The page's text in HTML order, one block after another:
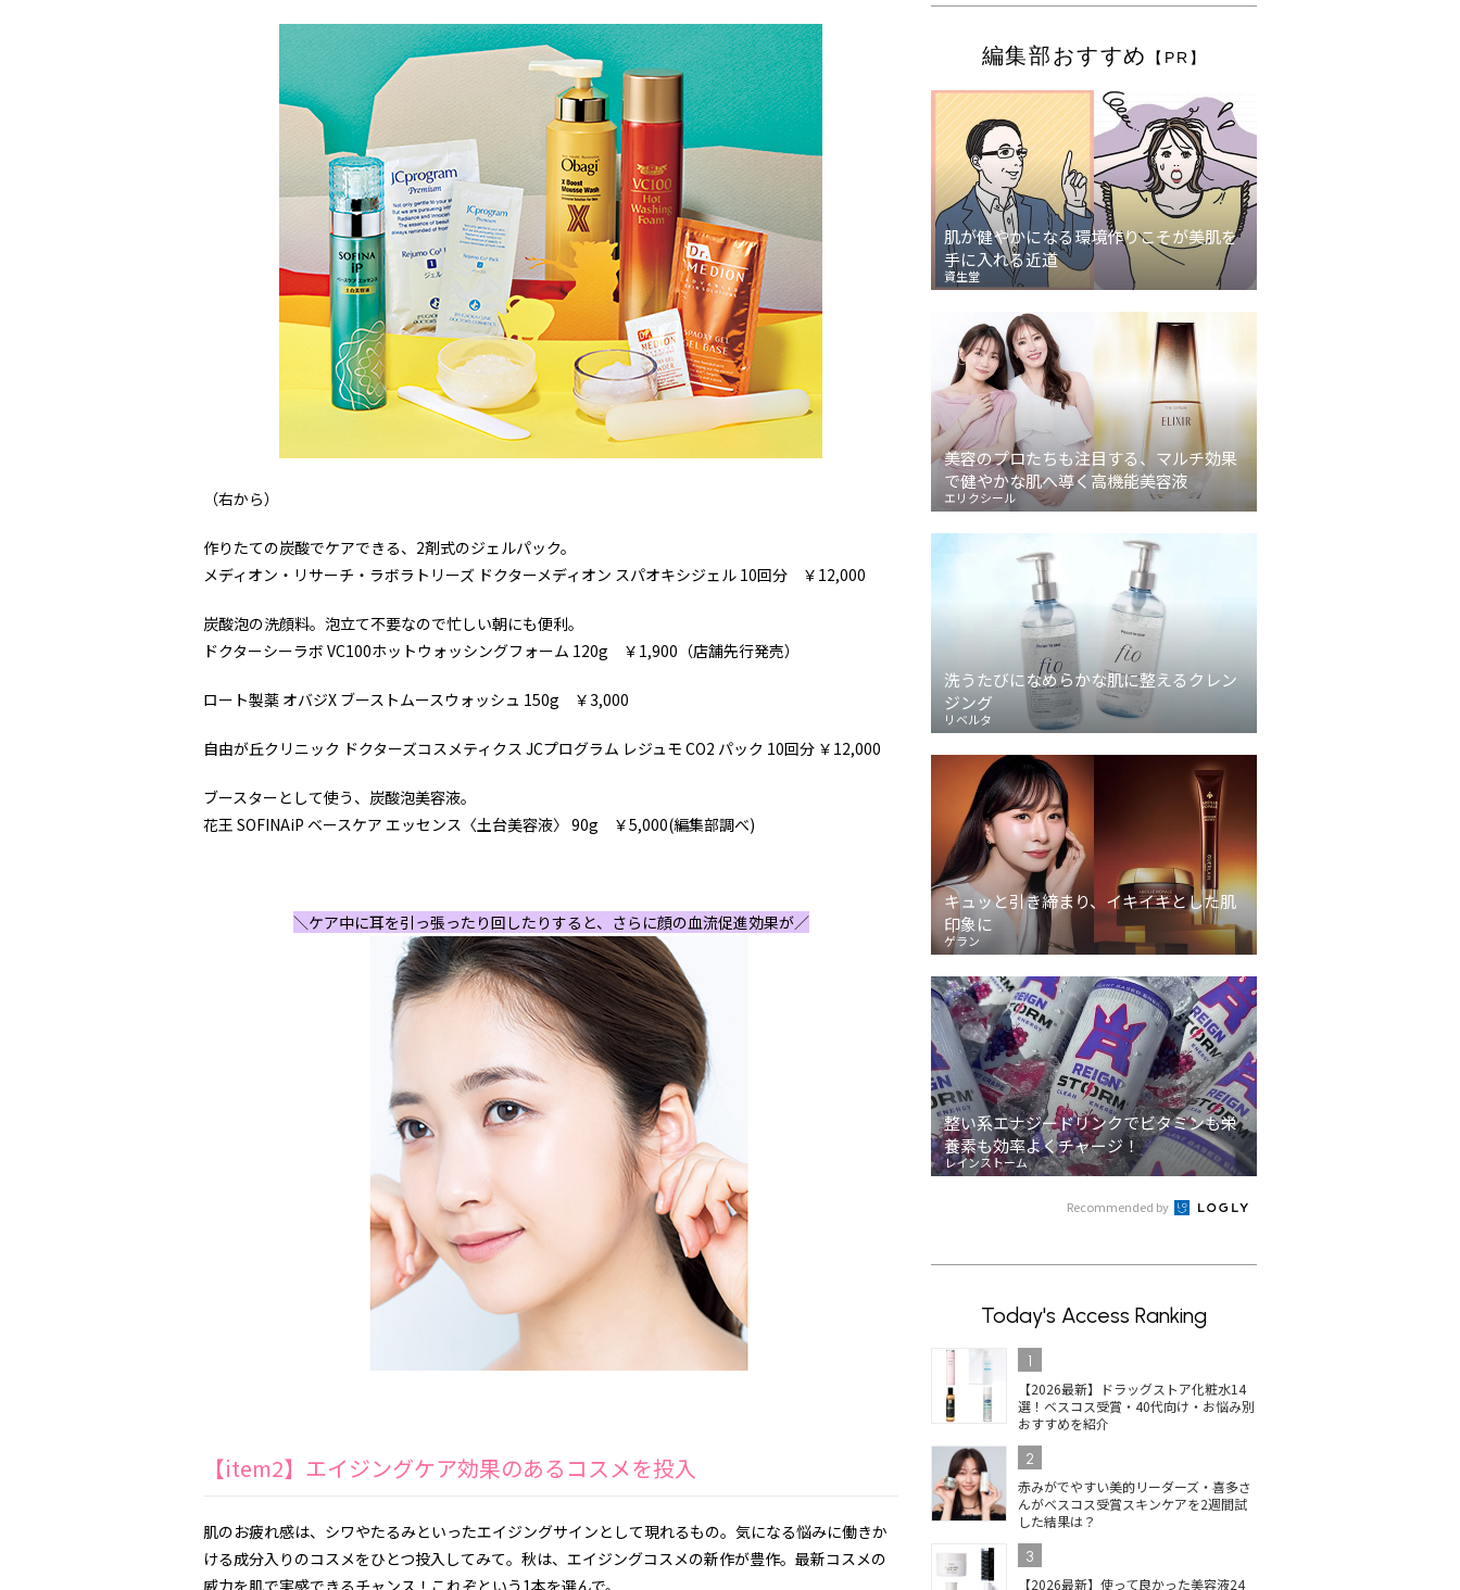
（右から）
作りたての炭酸でケアできる、2剤式のジェルパック。
メディオン・リサーチ・ラボラトリーズ ドクターメディオン スパオキシジェル 10回分 ￥12,000
炭酸泡の洗顔料。泡立て不要なので忙しい朝にも便利。
ドクターシーラボ VC100ホットウォッシングフォーム 120g ￥1,900（店舗先行発売）
ロート製薬 オバジX ブーストムースウォッシュ 150g ￥3,000
自由が丘クリニック ドクターズコスメティクス JCプログラム レジュモ CO2 パック 10回分 ￥12,000
ブースターとして使う、炭酸泡美容液。
花王 SOFINAiP ベースケア エッセンス〈土台美容液〉 90g ￥5,000(編集部調べ)
＼ケア中に耳を引っ張ったり回したりすると、さらに顔の血流促進効果が／
【item2】エイジングケア効果のあるコスメを投入
肌のお疲れ感は、シワやたるみといったエイジングサインとして現れるもの。気になる悩みに働きか
ける成分入りのコスメをひとつ投入してみて。秋は、エイジングコスメの新作が豊作。最新コスメの
威力を肌で実感できるチャンス！これぞという1本を選んで。
編集部おすすめ 【PR】
肌が健やかになる環境作りこそが美肌を
手に入れる近道
資生堂
美容のプロたちも注目する、マルチ効果
で健やかな肌へ導く高機能美容液
エリクシール
洗うたびになめらかな肌に整えるクレン
ジング
リベルタ
キュッと引き締まり、イキイキとした肌
印象に
ゲラン
整い系エナジードリンクでビタミンも栄
養素も効率よくチャージ！
レインストーム
Recommended by
Today's Access Ranking
1
【2026最新】ドラッグストア化粧水14
選！ベスコス受賞・40代向け・お悩み別
おすすめを紹介
2
赤みがでやすい美的リーダーズ・喜多さ
んがベスコス受賞スキンケアを2週間試
した結果は？
3
【2026最新】使って良かった美容液24